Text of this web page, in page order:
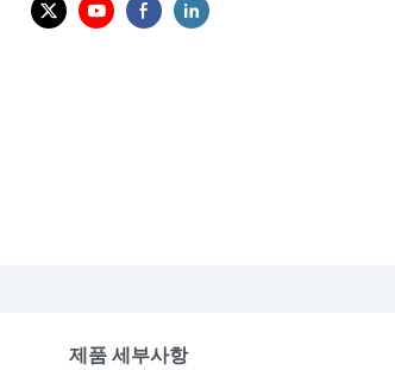
제품 세부사항